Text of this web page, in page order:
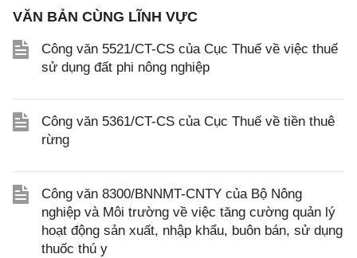
VĂN BẢN CÙNG LĨNH VỰC
Công văn 5521/CT-CS của Cục Thuế về việc thuế
sử dụng đất phi nông nghiệp
Công văn 5361/CT-CS của Cục Thuế về tiền thuê
rừng
Công văn 8300/BNNMT-CNTY của Bộ Nông
nghiệp và Môi trường về việc tăng cường quản lý
hoạt động sản xuất, nhập khẩu, buôn bán, sử dụng
thuốc thú y